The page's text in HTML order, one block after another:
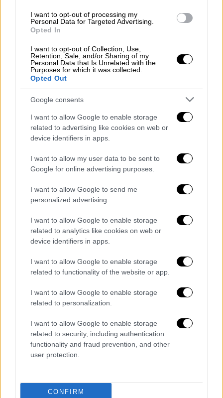
I want to opt-out of processing my
Personal Data for Targeted Advertising.
Opted In
I want to opt-out of Collection, Use,
Retention, Sale, and/or Sharing of my
Personal Data that Is Unrelated with the
Purposes for which it was collected.
Opted Out
Google consents
I want to allow Google to enable storage
related to advertising like cookies on web or
device identifiers in apps.
I want to allow my user data to be sent to
Google for online advertising purposes.
I want to allow Google to send me
personalized advertising.
I want to allow Google to enable storage
related to analytics like cookies on web or
device identifiers in apps.
I want to allow Google to enable storage
related to functionality of the website or app.
I want to allow Google to enable storage
related to personalization.
I want to allow Google to enable storage
related to security, including authentication
functionality and fraud prevention, and other
user protection.
CONFIRM
πρώτη εκτίμηση του φετινού όγκου
οινοπαραγωγής
Ελαφρώς αυξημένη κατά 0,15%
παρουσιάζεται φέτος η παραγωγή κρασιού
στη χώρα μας
Οικονομία|03.10.2024 23:03
Μέτρα στήριξης για τον Έβρο: Έως
10.000 ευρώ για 1.000 ωφελούμενους
που θα εγκατασταθούν σε τρεις
ακριτικούς δήμους
Στόχος είναι η τόνωση της απασχόλησης και
της επιχειρηματικότητας, πρωτίστως στο
βόρειο και κεντρικό τμήμα του Έβρου